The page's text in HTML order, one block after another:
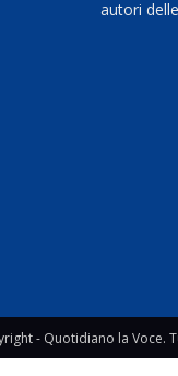
autori
- Quotidiano la Voce.